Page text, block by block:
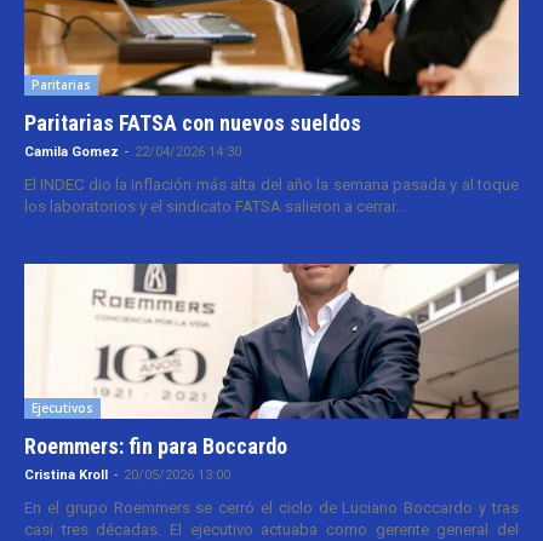
Paritarias
Paritarias FATSA con nuevos sueldos
Camila Gomez - 22/04/2026 14:30
El INDEC dio la inflación más alta del año la semana pasada y al toque
los laboratorios y el sindicato FATSA salieron a cerrar...
Ejecutivos
Roemmers: fin para Boccardo
Cristina Kroll - 20/05/2026 13:00
En el grupo Roemmers se cerró el ciclo de Luciano Boccardo y tras
casi tres décadas. El ejecutivo actuaba como gerente general del